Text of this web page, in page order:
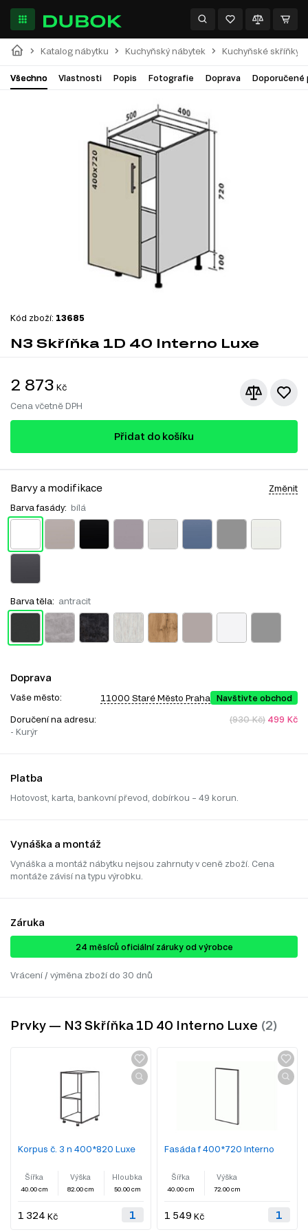
Katalog nábytku Kuchyňský nábytek Kuchyňské skříňky
Všechno Vlastnosti Popis Fotografie Doprava Doporučené
Kód zboží: 13685
N3 Skříňka 1D 40 Interno Luxe
2 873 Kč
Cena včetně DPH
Přidat do košíku
Barvy a modifikace Změnit
Barva fasády: bílá
Barva těla: antracit
Doprava
Vaše město: 11000 Staré Město Praha Navštivte obchod
Doručení na adresu:
- Kurýr
(930 Kč) 499 Kč
Platba
Hotovost, karta, bankovní převod, dobírkou – 49 korun.
Vynáška a montáž
Vynáška a montáž nábytku nejsou zahrnuty v ceně zboží. Cena
montáže závisí na typu výrobku.
Záruka
24 ​​​​měsíců oficiální záruky od výrobce
Vrácení / výměna zboží do 30 dnů
Prvky — N3 Skříňka 1D 40 Interno Luxe
Korpus č. 3 n 400*820 Luxe
Šířka
40.00 cm
Výška
82.00 cm
Hloubka
50.00 cm
1 324 Kč
Fasáda f 400*720 Interno
Šířka
40.00 cm
Výška
72.00 cm
1 549 Kč